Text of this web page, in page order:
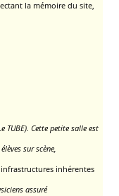
la mémoire du site,
TUBE). Cette petite salle est
sur scène,
inhérentes
assuré